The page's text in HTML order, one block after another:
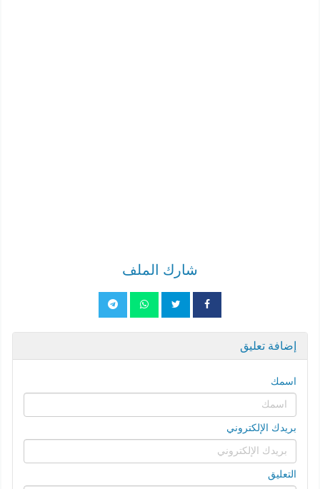
شارك الملف
إضافة تعليق
اسمك
بريدك الإلكتروني
التعليق